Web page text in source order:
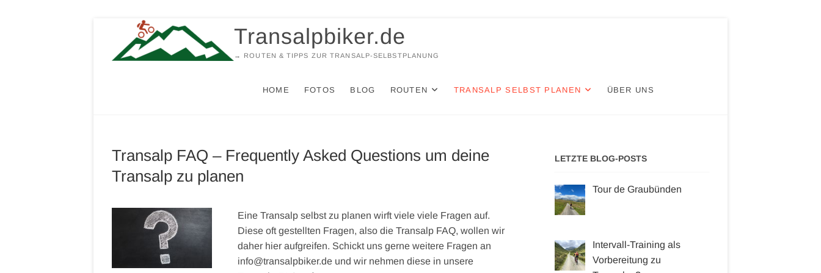
springen
Transalpbiker.de
→ ROUTEN & TIPPS ZUR TRANSALP-SELBSTPLANUNG
HOME FOTOS BLOG ROUTEN TRANSALP SELBST PLANEN ÜBER UNS
Transalp FAQ – Frequently Asked Questions um deine
Transalp zu planen
Eine Transalp selbst zu planen wirft viele viele Fragen auf.
Diese oft gestellten Fragen, also die Transalp FAQ, wollen wir
daher hier aufgreifen. Schickt uns gerne weitere Fragen an
info@transalpbiker.de und wir nehmen diese in unsere
LETZTE BLOG-POSTS
Tour de Graubünden
Intervall-Training als
Vorbereitung zu